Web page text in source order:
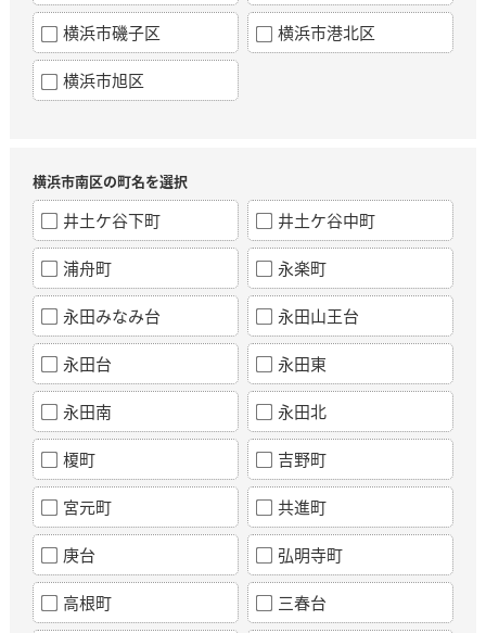
横浜市磯子区 横浜市港北区
横浜市旭区
横浜市南区の町名を選択
井土ケ谷下町 井土ケ谷中町
浦舟町 永楽町
永田みなみ台 永田山王台
永田台 永田東
永田南 永田北
榎町 吉野町
宮元町 共進町
庚台 弘明寺町
高根町 三春台